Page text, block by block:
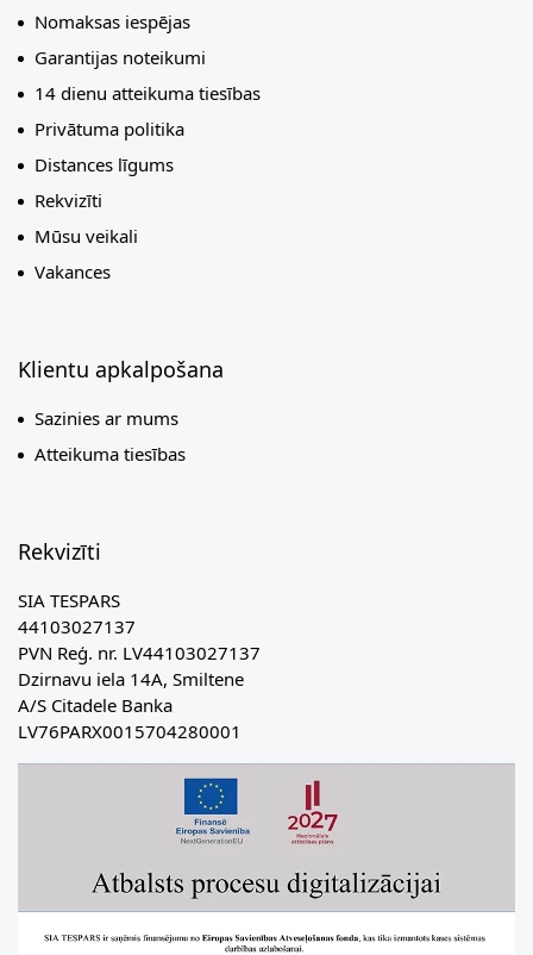
Nomaksas iespējas
Garantijas noteikumi
14 dienu atteikuma tiesības
Privātuma politika
Distances līgums
Rekvizīti
Mūsu veikali
Vakances
Klientu apkalpošana
Sazinies ar mums
Atteikuma tiesības
Rekvizīti
SIA TESPARS
44103027137
PVN Reģ. nr. LV44103027137
Dzirnavu iela 14A, Smiltene
A/S Citadele Banka
LV76PARX0015704280001